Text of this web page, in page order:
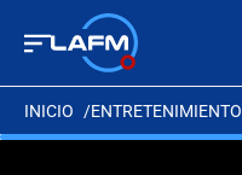
INICIO ENTRETENIMIENTO